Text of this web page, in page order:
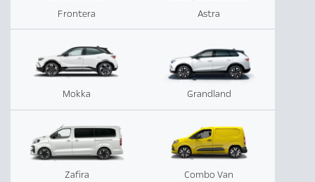
Frontera Astra
Mokka Grandland
Zafira Combo Van